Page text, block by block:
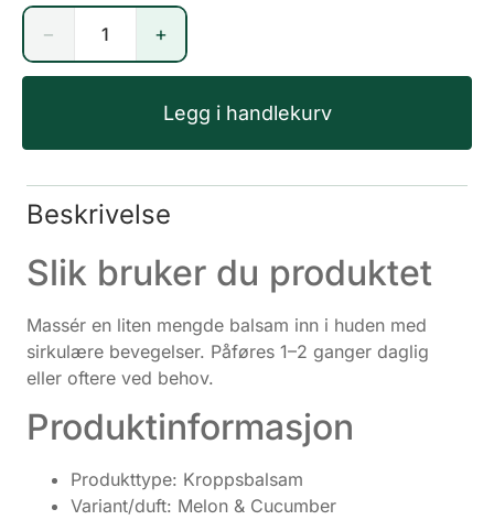
− +
Legg i handlekurv
Beskrivelse
Slik bruker du produktet
Massér en liten mengde balsam inn i huden med
sirkulære bevegelser. Påføres 1–2 ganger daglig
eller oftere ved behov.
Produktinformasjon
Produkttype: Kroppsbalsam
Variant/duft: Melon & Cucumber